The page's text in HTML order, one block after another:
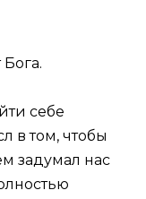
себе
в том, чтобы
задумал нас